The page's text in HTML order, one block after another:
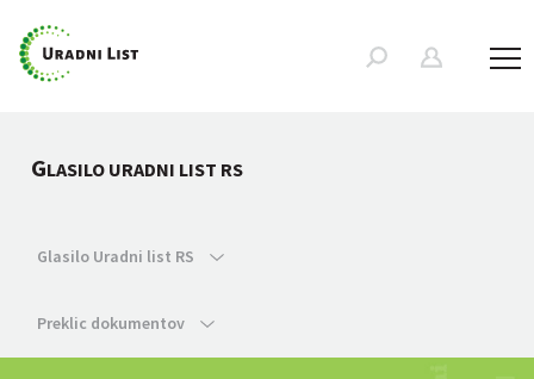
GLASILO URADNI LIST RS
Glasilo Uradni list RS
Preklic dokumentov